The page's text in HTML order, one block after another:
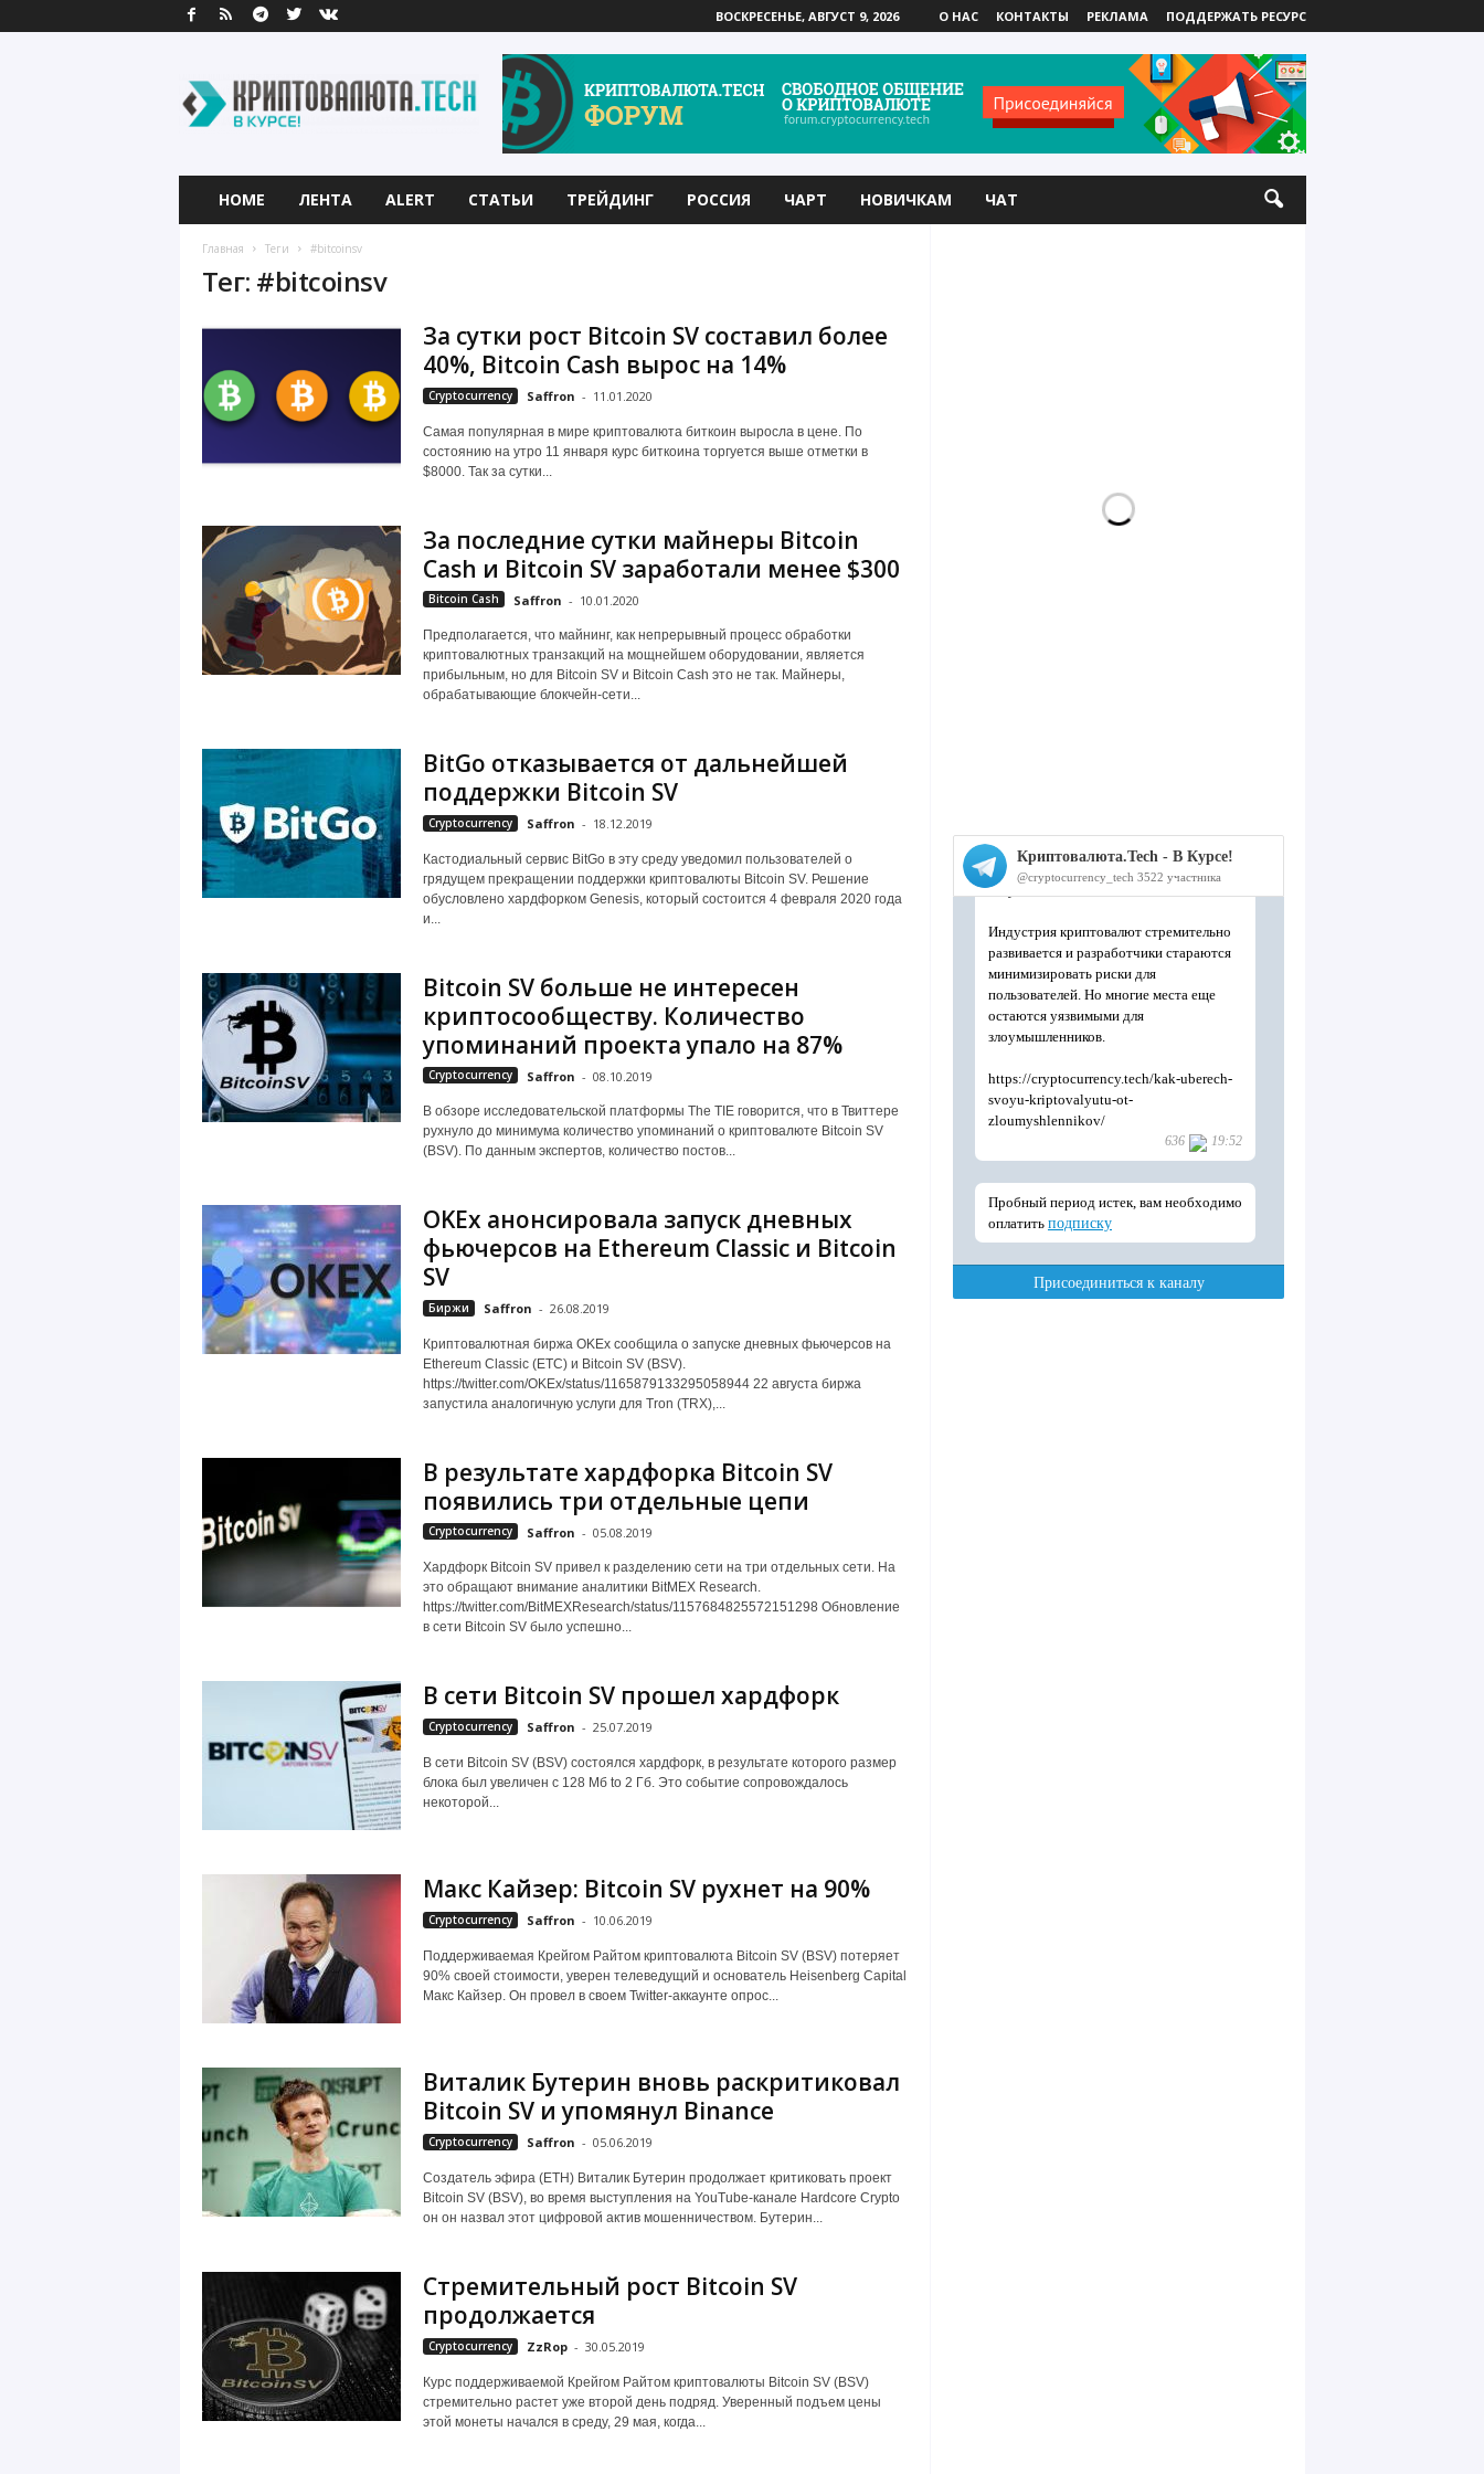
ВОСКРЕСЕНЬЕ, АВГУСТ 9, 2026 О НАС КОНТАКТЫ РЕКЛАМА ПОДДЕРЖАТЬ РЕСУРС
и
HOME ЛЕНТА ALERT СТАТЬИ ТРЕЙДИНГ РОССИЯ ЧАРТ НОВИЧКАМ ЧАТ
Главная Теги #bitcoinsv
Тег: #bitcoinsv
За сутки рост Bitcoin SV составил более
40%, Bitcoin Cash вырос на 14%
Cryptocurrency Saffron - 11.01.2020
Самая популярная в мире криптовалюта биткоин выросла в цене. По
состоянию на утро 11 января курс биткоина торгуется выше отметки в
$8000. Так за сутки...
За последние сутки майнеры Bitcoin
Cash и Bitcoin SV заработали менее $300
Bitcoin Cash Saffron - 10.01.2020
Предполагается, что майнинг, как непрерывный процесс обработки
криптовалютных транзакций на мощнейшем оборудовании, является
прибыльным, но для Bitcoin SV и Bitcoin Cash это не так. Майнеры,
обрабатывающие блокчейн-сети...
BitGo отказывается от дальнейшей
поддержки Bitcoin SV
Cryptocurrency Saffron - 18.12.2019
Кастодиальный сервис BitGo в эту среду уведомил пользователей о
грядущем прекращении поддержки криптовалюты Bitcoin SV. Решение
обусловлено хардфорком Genesis, который состоится 4 февраля 2020 года
и...
Bitcoin SV больше не интересен
криптосообществу. Количество
упоминаний проекта упало на 87%
Cryptocurrency Saffron - 08.10.2019
В обзоре исследовательской платформы The TIE говорится, что в Твиттере
рухнуло до минимума количество упоминаний о криптовалюте Bitcoin SV
(BSV). По данным экспертов, количество постов...
OKEx анонсировала запуск дневных
фьючерсов на Ethereum Classic и Bitcoin
SV
Биржи Saffron - 26.08.2019
Криптовалютная биржа OKEx сообщила о запуске дневных фьючерсов на
Ethereum Classic (ETC) и Bitcoin SV (BSV).
https://twitter.com/OKEx/status/1165879133295058944 22 августа биржа
запустила аналогичную услуги для Tron (TRX),...
В результате хардфорка Bitcoin SV
появились три отдельные цепи
Cryptocurrency Saffron - 05.08.2019
Хардфорк Bitcoin SV привел к разделению сети на три отдельных сети. На
это обращают внимание аналитики BitMEX Research.
https://twitter.com/BitMEXResearch/status/1157684825572151298 Обновление
в сети Bitcoin SV было успешно...
В сети Bitcoin SV прошел хардфорк
Cryptocurrency Saffron - 25.07.2019
В сети Bitcoin SV (BSV) состоялся хардфорк, в результате которого размер
блока был увеличен с 128 Mб to 2 Гб. Это событие сопровождалось
некоторой...
Макс Кайзер: Bitcoin SV рухнет на 90%
Cryptocurrency Saffron - 10.06.2019
Поддерживаемая Крейгом Райтом криптовалюта Bitcoin SV (BSV) потеряет
90% своей стоимости, уверен телеведущий и основатель Heisenberg Capital
Макс Кайзер. Он провел в своем Twitter-аккаунте опрос...
Виталик Бутерин вновь раскритиковал
Bitcoin SV и упомянул Binance
Cryptocurrency Saffron - 05.06.2019
Создатель эфира (ETH) Виталик Бутерин продолжает критиковать проект
Bitcoin SV (BSV), во время выступления на YouTube-канале Hardcore Crypto
он он назвал этот цифровой актив мошенничеством. Бутерин...
Стремительный рост Bitcoin SV
продолжается
Cryptocurrency ZzRop - 30.05.2019
Курс поддерживаемой Крейгом Райтом криптовалюты Bitcoin SV (BSV)
стремительно растет уже второй день подряд. Уверенный подъем цены
этой монеты начался в среду, 29 мая, когда...